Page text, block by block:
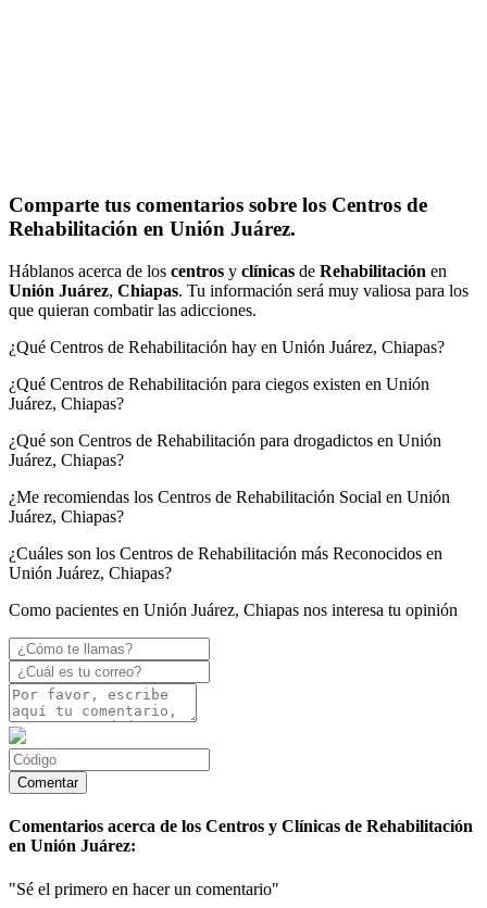
Comparte tus comentarios sobre los Centros de
Rehabilitación en Unión Juárez.
Háblanos acerca de los centros y clínicas de Rehabilitación en
Unión Juárez, Chiapas. Tu información será muy valiosa para los
que quieran combatir las adicciones.
¿Qué Centros de Rehabilitación hay en Unión Juárez, Chiapas?
¿Qué Centros de Rehabilitación para ciegos existen en Unión
Juárez, Chiapas?
¿Qué son Centros de Rehabilitación para drogadictos en Unión
Juárez, Chiapas?
¿Me recomiendas los Centros de Rehabilitación Social en Unión
Juárez, Chiapas?
¿Cuáles son los Centros de Rehabilitación más Reconocidos en
Unión Juárez, Chiapas?
Como pacientes en Unión Juárez, Chiapas nos interesa tu opinión
Comentarios acerca de los Centros y Clínicas de Rehabilitación
en Unión Juárez:
"Sé el primero en hacer un comentario"